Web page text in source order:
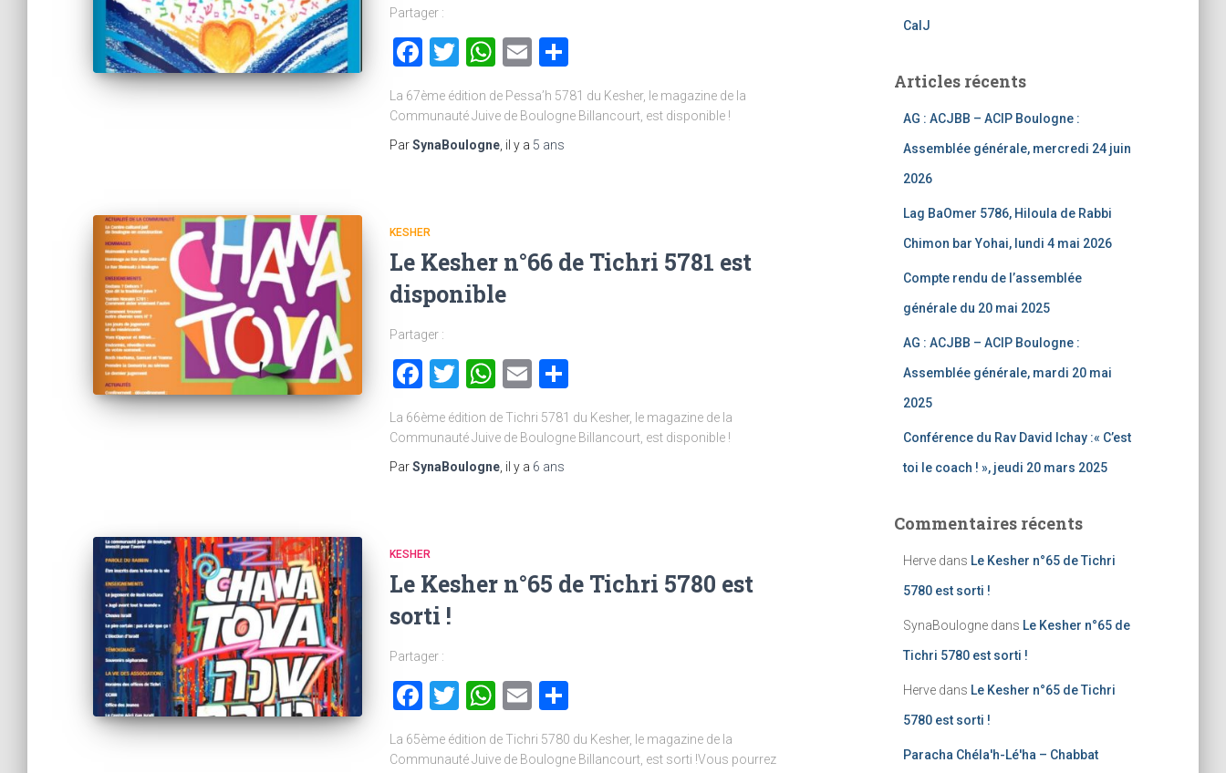
Partager :
Facebook
Twitter
WhatsApp
Email
La 67ème édition de Pessa’h 5781 du Kesher, le magazine de la
Communauté Juive de Boulogne Billancourt, est disponible !
ParSynaBoulogne , il y a 5 ans
KESHER
Le Kesher n°66 de Tichri 5781 est
disponible
Partager :
Facebook
Twitter
WhatsApp
Email
La 66ème édition de Tichri 5781 du Kesher, le magazine de la
Communauté Juive de Boulogne Billancourt, est disponible !
ParSynaBoulogne , il y a 6 ans
KESHER
Le Kesher n°65 de Tichri 5780 est
sorti !
Partager :
Facebook
Twitter
WhatsApp
Email
La 65ème édition de Tichri 5780 du Kesher, le magazine de la
Communauté Juive de Boulogne Billancourt, est sorti !Vous pourrez
CalJ
Articles récents
AG : ACJBB – ACIP Boulogne :
Assemblée générale, mercredi 24 juin
2026
Lag BaOmer 5786, Hiloula de Rabbi
Chimon bar Yohai, lundi 4 mai 2026
Compte rendu de l’assemblée
générale du 20 mai 2025
AG : ACJBB – ACIP Boulogne :
Assemblée générale, mardi 20 mai
2025
Conférence du Rav David Ichay :« C’est
toi le coach ! », jeudi 20 mars 2025
Commentaires récents
Hervedans Le Kesher n°65 de Tichri
5780 est sorti !
SynaBoulognedans Le Kesher n°65 de
Tichri 5780 est sorti !
Hervedans Le Kesher n°65 de Tichri
5780 est sorti !
Paracha Chéla'h-Lé'ha – Chabbat